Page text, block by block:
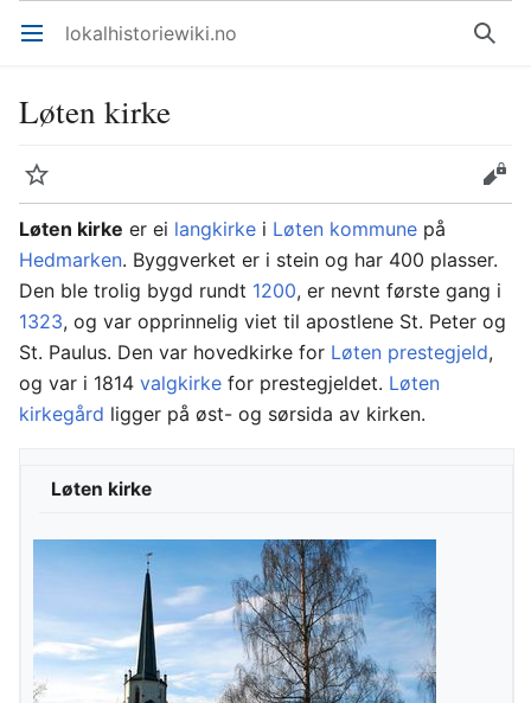
Åpne hovedmenyen lokalhistoriewiki.no Søk
Løten kirke
Overvåk
Rediger
Løten kirke er ei langkirke i Løten kommune på
Hedmarken. Byggverket er i stein og har 400 plasser.
Den ble trolig bygd rundt 1200, er nevnt første gang i
1323, og var opprinnelig viet til apostlene St. Peter og
St. Paulus. Den var hovedkirke for Løten prestegjeld,
og var i 1814 valgkirke for prestegjeldet. Løten
kirkegård ligger på øst- og sørsida av kirken.
Løten kirke